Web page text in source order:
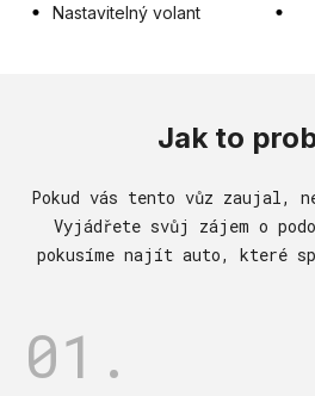
Nastavitelný volant
Jak to
Pokud vás tento vůz zaujal,
Vyjádřete svůj zájem o
pokusíme najít auto, které
01.